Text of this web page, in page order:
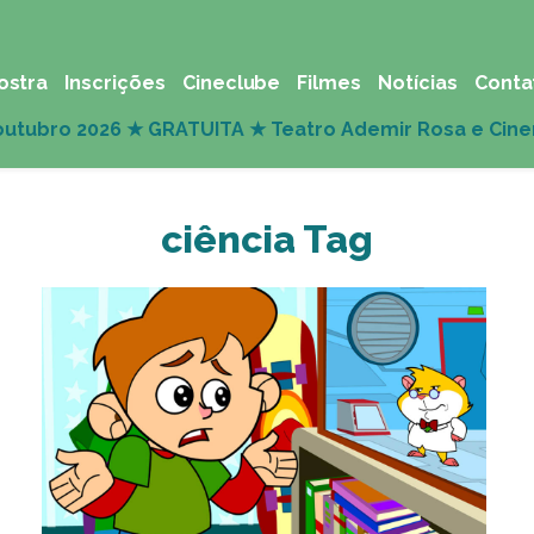
Inscrições Cineclube Filmes Notícias
ciência Tag